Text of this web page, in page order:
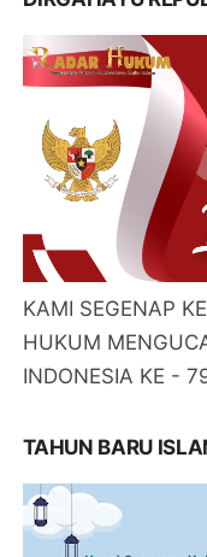
KAMI SEGENAP
HUKUM
INDONESIA KE -
TAHUN BARU